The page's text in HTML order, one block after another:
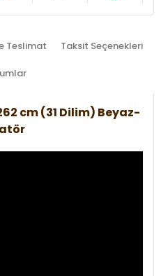
Teslimat Taksit Seçenekleri
cm (31 Dilim) Beyaz-